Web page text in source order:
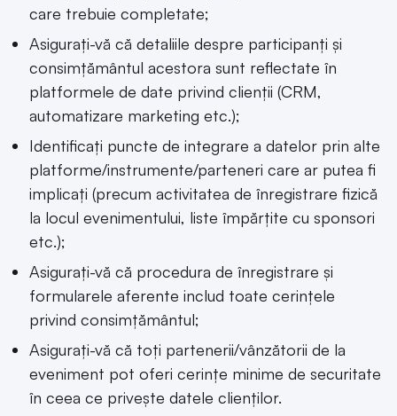
care trebuie completate;
Asigurați-vă că detaliile despre participanți și
consimțământul acestora sunt reflectate în
platformele de date privind clienții (CRM,
automatizare marketing etc.);
Identificați puncte de integrare a datelor prin alte
platforme/instrumente/parteneri care ar putea fi
implicați (precum activitatea de înregistrare fizică
la locul evenimentului, liste împărțite cu sponsori
etc.);
Asigurați-vă că procedura de înregistrare și
formularele aferente includ toate cerințele
privind consimțământul;
Asigurați-vă că toți partenerii/vânzătorii de la
eveniment pot oferi cerințe minime de securitate
în ceea ce privește datele clienților.